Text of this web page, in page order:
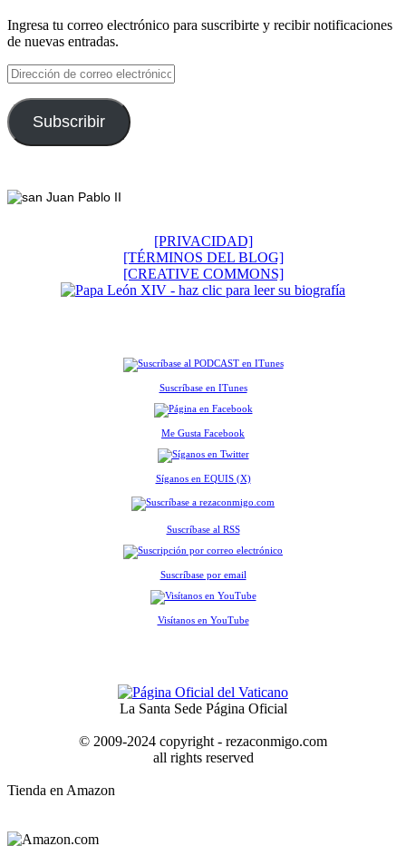
Ingresa tu correo electrónico para suscribirte y recibir notificaciones
de nuevas entradas.
Dirección
de
correo
electrónico
Subscribir
[PRIVACIDAD]
[TÉRMINOS DEL BLOG]
[CREATIVE COMMONS]
Suscríbase en ITunes
Me Gusta Facebook
Síganos en EQUIS (X)
Suscríbase al RSS
Suscríbase por email
Visítanos en YouTube
La Santa Sede Página Oficial
© 2009-2024 copyright - rezaconmigo.com
all rights reserved
Tienda en Amazon